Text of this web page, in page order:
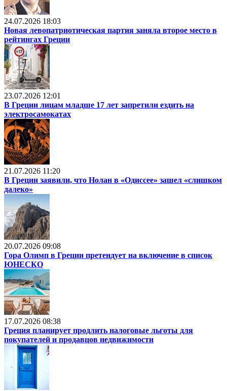
24.07.2026 18:03
Новая левопатриотическая партия заняла второе место в
рейтингах Греции
23.07.2026 12:01
В Греции лицам младше 17 лет запретили ездить на
электросамокатах
21.07.2026 11:20
В Греции заявили, что Нолан в «Одиссее» зашел «слишком
далеко»
20.07.2026 09:08
Гора Олимп в Греции претендует на включение в список
ЮНЕСКО
17.07.2026 08:38
Греция планирует продлить налоговые льготы для
покупателей и продавцов недвижимости